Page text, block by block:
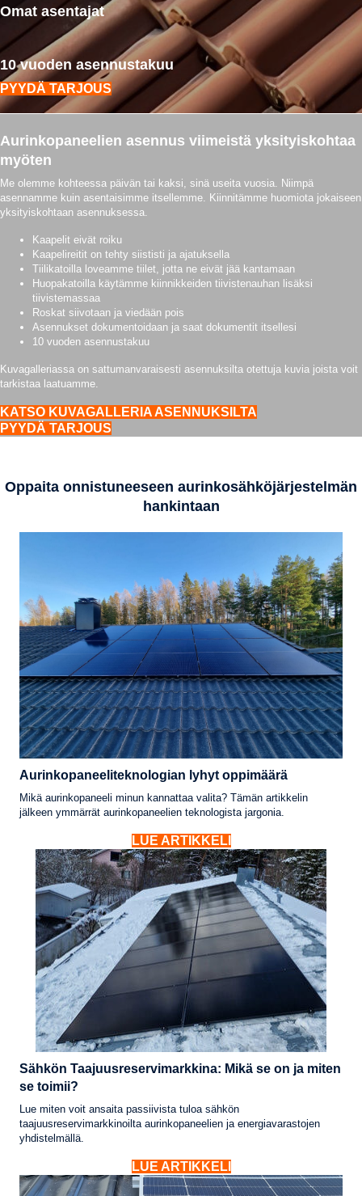
Omat asentajat
10 vuoden asennustakuu
PYYDÄ TARJOUS
Aurinkopaneelien asennus viimeistä yksityiskohtaa
myöten
Me olemme kohteessa päivän tai kaksi, sinä useita vuosia. Niimpä
asennamme kuin asentaisimme itsellemme. Kiinnitämme huomiota jokaiseen
yksityiskohtaan asennuksessa.
Kaapelit eivät roiku
Kaapelireitit on tehty siististi ja ajatuksella
Tiilikatoilla loveamme tiilet, jotta ne eivät jää kantamaan
Huopakatoilla käytämme kiinnikkeiden tiivistenauhan lisäksi
tiivistemassaa
Roskat siivotaan ja viedään pois
Asennukset dokumentoidaan ja saat dokumentit itsellesi
10 vuoden asennustakuu
Kuvagalleriassa on sattumanvaraisesti asennuksilta otettuja kuvia joista voit
tarkistaa laatuamme.
KATSO KUVAGALLERIA ASENNUKSILTA
PYYDÄ TARJOUS
Oppaita onnistuneeseen aurinkosähköjärjestelmän
hankintaan
Aurinkopaneeliteknologian lyhyt oppimäärä
Mikä aurinkopaneeli minun kannattaa valita? Tämän artikkelin
jälkeen ymmärrät aurinkopaneelien teknologista jargonia.
LUE ARTIKKELI
Sähkön Taajuusreservimarkkina: Mikä se on ja miten
se toimii?
Lue miten voit ansaita passiivista tuloa sähkön
taajuusreservimarkkinoilta aurinkopaneelien ja energiavarastojen
yhdistelmällä.
LUE ARTIKKELI